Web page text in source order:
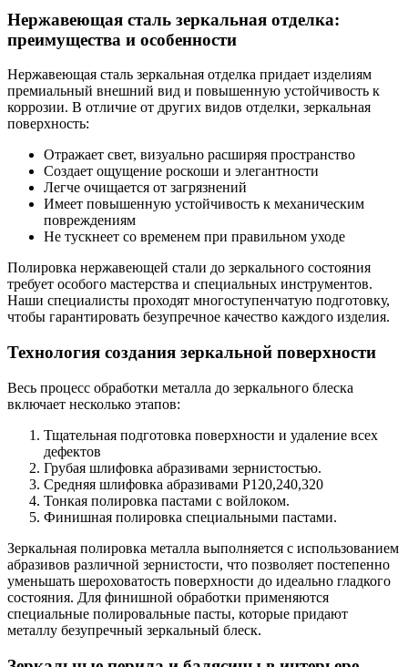
Нержавеющая сталь зеркальная отделка:
преимущества и особенности
Нержавеющая сталь зеркальная отделка придает изделиям
премиальный внешний вид и повышенную устойчивость к
коррозии. В отличие от других видов отделки, зеркальная
поверхность:
Отражает свет, визуально расширяя пространство
Создает ощущение роскоши и элегантности
Легче очищается от загрязнений
Имеет повышенную устойчивость к механическим
повреждениям
Не тускнеет со временем при правильном уходе
Полировка нержавеющей стали до зеркального состояния
требует особого мастерства и специальных инструментов.
Наши специалисты проходят многоступенчатую подготовку,
чтобы гарантировать безупречное качество каждого изделия.
Технология создания зеркальной поверхности
Весь процесс обработки металла до зеркального блеска
включает несколько этапов:
Тщательная подготовка поверхности и удаление всех
дефектов
Грубая шлифовка абразивами зернистостью.
Средняя шлифовка абразивами Р120,240,320
Тонкая полировка пастами с войлоком.
Финишная полировка специальными пастами.
Зеркальная полировка металла выполняется с использованием
абразивов различной зернистости, что позволяет постепенно
уменьшать шероховатость поверхности до идеально гладкого
состояния. Для финишной обработки применяются
специальные полировальные пасты, которые придают
металлу безупречный зеркальный блеск.